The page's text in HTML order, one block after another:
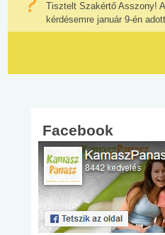
Tisztelt Szakértő Asszony!
kérdésemre január 9-én
Facebook